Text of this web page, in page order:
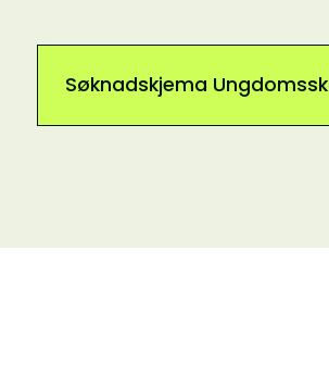
Søknadskjema